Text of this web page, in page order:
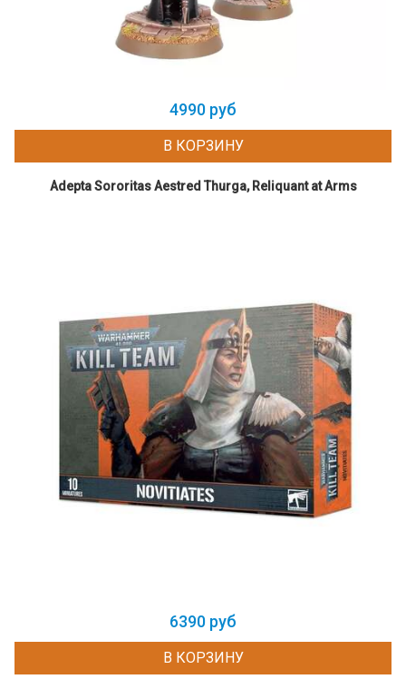
4990 руб
В КОРЗИНУ
Adepta Sororitas Aestred Thurga, Reliquant at Arms
6390 руб
В КОРЗИНУ